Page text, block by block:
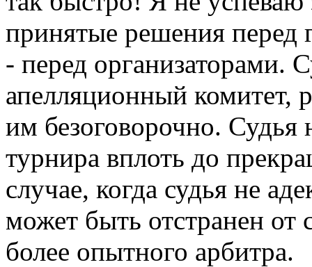
принятые решения перед
- перед организаторами.
апелляционный комитет,
им безоговорочно. Судья
турнира вплоть до
случае, когда судья не
может быть отстранен от
более опытного арбитра.